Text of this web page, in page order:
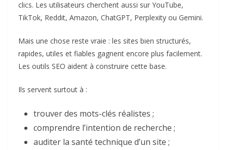
clics. Les utilisateurs cherchent aussi sur YouTube,
TikTok, Reddit, Amazon, ChatGPT, Perplexity ou Gemini.
Mais une chose reste vraie : les sites bien structurés,
rapides, utiles et fiables gagnent encore plus facilement.
Les outils SEO aident à construire cette base.
Ils servent surtout à :
trouver des mots-clés réalistes ;
comprendre l’intention de recherche ;
auditer la santé technique d’un site ;